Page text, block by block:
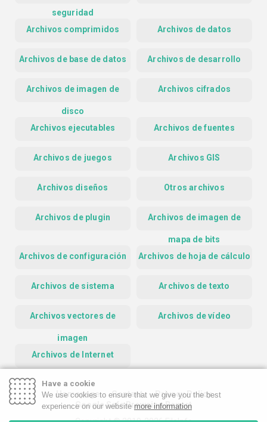
seguridad
Archivos comprimidos Archivos de datos
Archivos de base de datos Archivos de desarrollo
Archivos de imagen de
disco
Archivos cifrados
Archivos ejecutables Archivos de fuentes
Archivos de juegos Archivos GIS
Archivos diseños Otros archivos
Archivos de plugin Archivos de imagen de
mapa de bits
Archivos de configuración
Archivos de hoja de cálculo
Archivos de sistema Archivos de texto
Archivos vectores de
imagen
Archivos de vídeo
Archivos de Internet
Homepage Contact
Privacy Policy
Google Safe Browsing Report
Have a cookie
We use cookies to ensure that we give you the best
experience on our website more information